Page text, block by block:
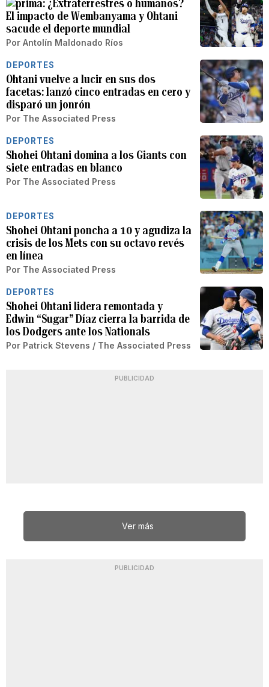
¿Extraterrestres o humanos?
El impacto de Wembanyama y Ohtani
sacude el deporte mundial
Por Antolín Maldonado Ríos
DEPORTES
Ohtani vuelve a lucir en sus dos
facetas: lanzó cinco entradas en cero y
disparó un jonrón
Por The Associated Press
DEPORTES
Shohei Ohtani domina a los Giants con
siete entradas en blanco
Por The Associated Press
DEPORTES
Shohei Ohtani poncha a 10 y agudiza la
crisis de los Mets con su octavo revés
en línea
Por The Associated Press
DEPORTES
Shohei Ohtani lidera remontada y
Edwin “Sugar” Díaz cierra la barrida de
los Dodgers ante los Nationals
Por Patrick Stevens / The Associated Press
PUBLICIDAD
Ver más
PUBLICIDAD